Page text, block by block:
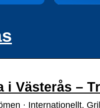
i Västerås –
· Internationellt,